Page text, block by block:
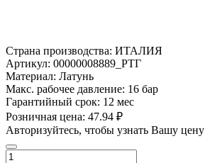
Страна производства: ИТАЛИЯ
Артикул: 00000008889_РТГ
Материал: Латунь
Макс. рабочее давление: 16 бар
Гарантийный срок: 12 мес
Розничная цена: 47.94 ₽
Авторизуйтесь, чтобы узнать Вашу цену